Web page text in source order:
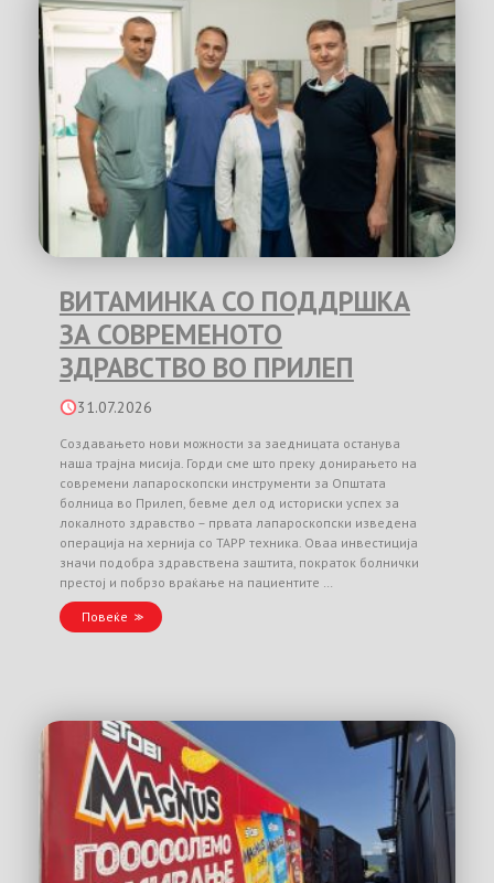
ВИТАМИНКА СО ПОДДРШКА
ЗА СОВРЕМЕНОТО
ЗДРАВСТВО ВО ПРИЛЕП
31.07.2026
Создавањето нови можности за заедницата останува
наша трајна мисија. Горди сме што преку донирањето на
современи лапароскопски инструменти за Општата
болница во Прилеп, бевме дел од историски успех за
локалното здравство – првата лапароскопски изведена
операција на хернија со TAPP техника. Оваа инвестиција
значи подобра здравствена заштита, пократок болнички
престој и побрзо враќање на пациентите …
Повеќе